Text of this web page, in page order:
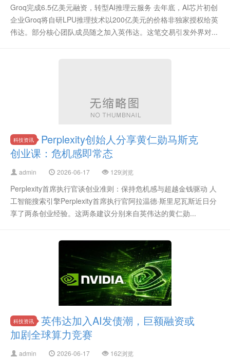
Groq完成6.5亿美元融资，转型AI推理云服务 去年底，AI芯片初创
企业Groq将自研LPU推理技术以200亿美元的价格非独家授权给英
伟达。部分核心团队成员随之加入英伟达。这笔交易引发外界对...
科技资讯
Perplexity创始人分享黄仁勋马斯克
创业课：危机感即常态
admin 2026-06-17 129浏览
Perplexity首席执行官谈创业准则：保持危机感与超越金钱驱动 人
工智能搜索引擎Perplexity首席执行官阿拉温德·斯里尼瓦斯近日分
享了两条创业经验。这两条建议分别来自英伟达的黄仁勋...
科技资讯
英伟达加入AI发债潮，巨额融资或
加剧全球算力竞赛
admin 2026-06-17 162浏览